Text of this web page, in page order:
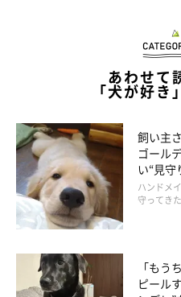
今回話した中には、また新たな
あわせて
「犬が好
飼い主
ゴール
い“見守
ハンドメ
守ってき
「もう
ピール